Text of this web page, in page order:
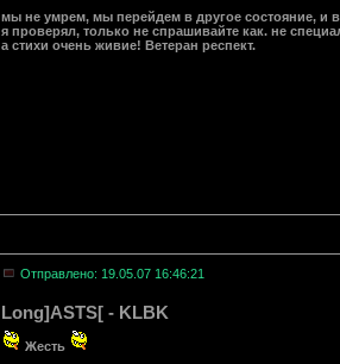
мы не умрем, мы перейдем в другое состояние, и
я проверял, только не спрашивайте как. не
а стихи очень живие! Ветеран респект.
Отправлено: 19.05.07 16:46:21
Long]ASTS[ - KLBK
Жесть